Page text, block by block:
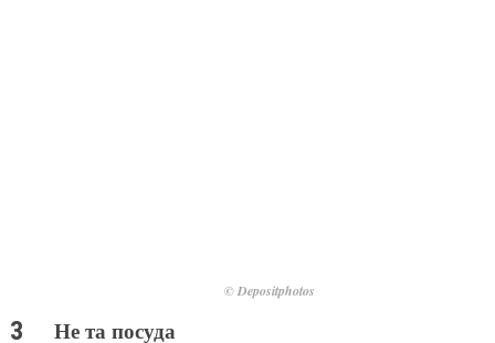
© Depositphotos
Не та посуда